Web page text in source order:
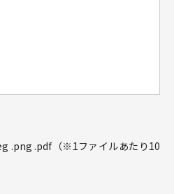
.png .pdf（※1ファイルあたり10